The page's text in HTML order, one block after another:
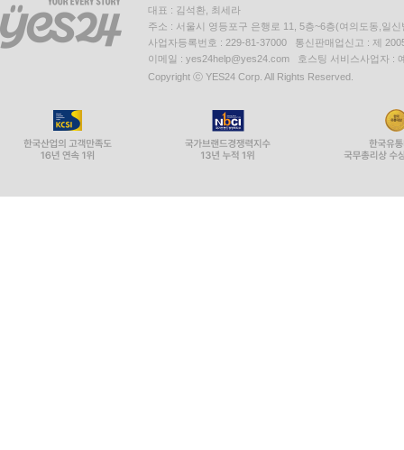
대표 : 김석환, 최세라
주소 : 서울시 영등포구 은행로 11, 5층~6층(여의도동,일신
사업자등록번호 : 229-81-37000 통신판매업신고 : 제
이메일 : yes24help@yes24.com 호스팅 서비스사업자 :
Copyright ⓒ YES24 Corp. All Rights Reserved.